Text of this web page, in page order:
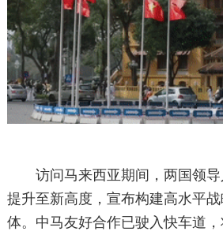
访问马来西亚期间，两国领导
提升至新高度，宣布构建高水平
体。中马友好合作已驶入快车道，